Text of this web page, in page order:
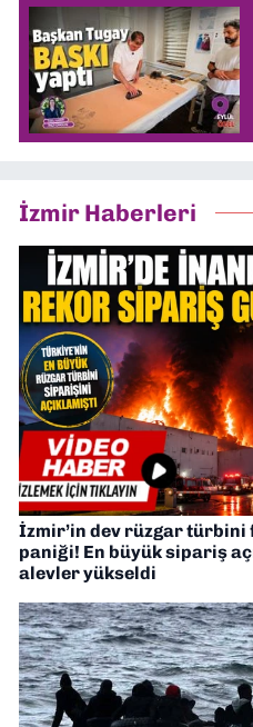
İzmir Haberleri
İzmir’in dev rüzgar türbini
paniği! En büyük sipariş
alevler yükseldi